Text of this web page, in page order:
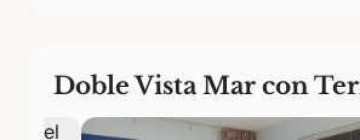
Doble Vista Mar con